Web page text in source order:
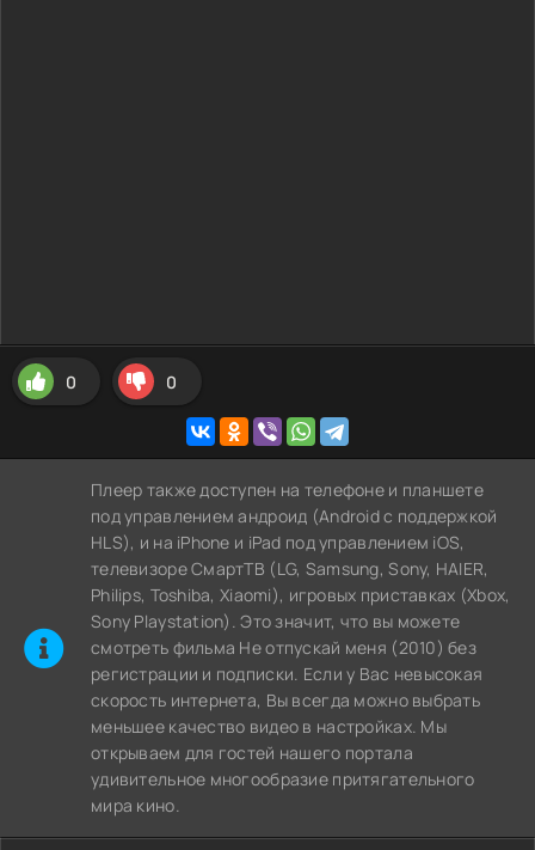
0 0
Плеер также доступен на телефоне и планшете
под управлением андроид (Android с поддержкой
HLS), и на iPhone и iPad под управлением iOS,
телевизоре СмартТВ (LG, Samsung, Sony, HAIER,
Philips, Toshiba, Xiaomi), игровых приставках (Xbox,
Sony Playstation). Это значит, что вы можете
cмотреть фильма Не отпускай меня (2010) без
регистрации и подписки. Если у Вас невысокая
скорость интернета, Вы всегда можно выбрать
меньшее качество видео в настройках. Мы
открываем для гостей нашего портала
удивительное многообразие притягательного
мира кино.